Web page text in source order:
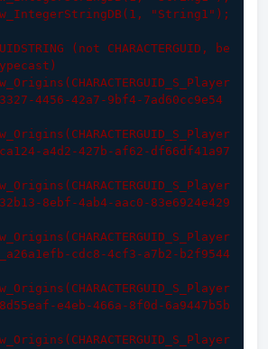
1 , "String1");
(not CHARACTERGUID, be
4456 -42a7- 9 bf4- 7ad60cc9e54
a4d2-427 b-af62-df66df41a97
8ebf-4ab4-aac0- 83e6924e429
cdc8-4cf3-a7b2-b2f9544
e4eb-466a- 8f0d- 6a9447b5b